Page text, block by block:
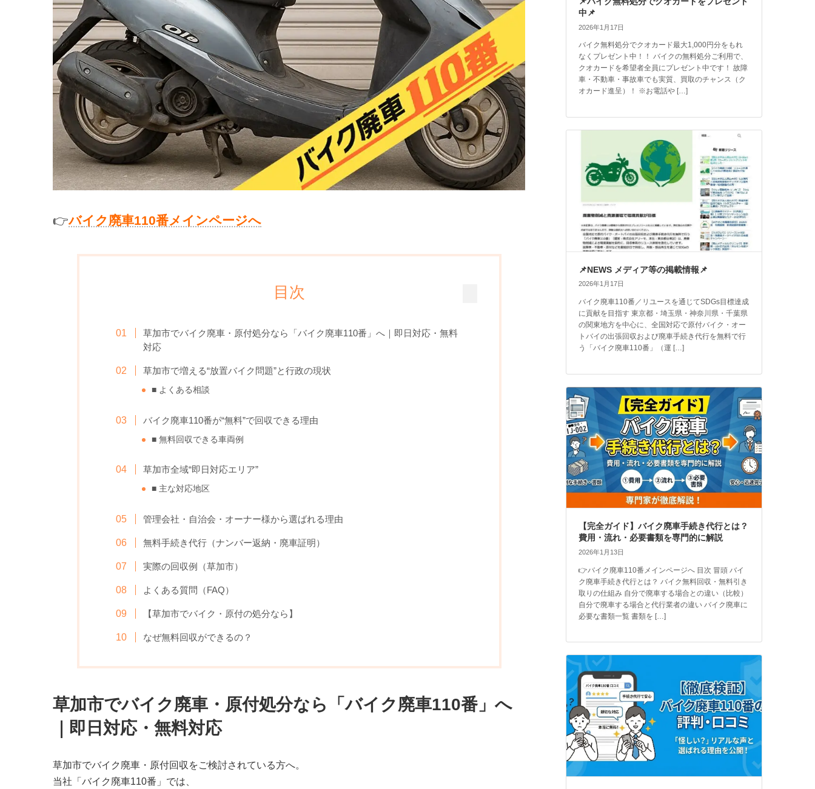
👉バイク廃車110番メインページへ
目次
草加市でバイク廃車・原付処分なら「バイク廃車110番」へ｜即日対応・無料
対応
草加市で増える“放置バイク問題”と行政の現状
■ よくある相談
バイク廃車110番が“無料”で回収できる理由
■ 無料回収できる車両例
草加市全域“即日対応エリア”
■ 主な対応地区
管理会社・自治会・オーナー様から選ばれる理由
無料手続き代行（ナンバー返納・廃車証明）
実際の回収例（草加市）
よくある質問（FAQ）
【草加市でバイク・原付の処分なら】
なぜ無料回収ができるの？
草加市でバイク廃車・原付処分なら「バイク廃車110番」へ
｜即日対応・無料対応
草加市でバイク廃車・原付回収をご検討されている方へ。
当社「バイク廃車110番」では、
中📌
2026年1月17日
バイク無料処分でクオカード最大1,000円分をもれ
なくプレゼント中！！ バイクの無料処分ご利用で、
クオカードを希望者全員にプレゼント中です！ 故障
車・不動車・事故車でも実質、買取のチャンス（ク
オカード進呈）！ ※お電話や […]
📌NEWS メディア等の掲載情報📌
2026年1月17日
バイク廃車110番／リユースを通じてSDGs目標達成
に貢献を目指す 東京都・埼玉県・神奈川県・千葉県
の関東地方を中心に、全国対応で原付バイク・オー
トバイの出張回収および廃車手続き代行を無料で行
う「バイク廃車110番」（運 […]
【完全ガイド】バイク廃車手続き代行とは？
費用・流れ・必要書類を専門的に解説
2026年1月13日
👉バイク廃車110番メインページへ 目次 冒頭 バイ
ク廃車手続き代行とは？ バイク無料回収・無料引き
取りの仕組み 自分で廃車する場合との違い（比較）
自分で廃車する場合と代行業者の違い バイク廃車に
必要な書類一覧 書類を […]